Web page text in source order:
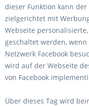
dieser Funktion kann
zielgerichtet mit
Webseite
geschaltet werden, wenn
Netzwerk Facebook
wird auf der Webseite
von Facebook
Über dieses Tag wird